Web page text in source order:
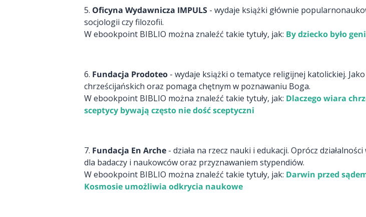
5. Oficyna Wydawnicza IMPULS - wydaje książki głównie
socjologii czy filozofii.
W ebookpoint BIBLIO można znaleźć takie tytuły, jak: By dziecko było
6. Fundacja Prodoteo - wydaje książki o tematyce religijnej katolickiej.
chrześcijańskich oraz pomaga chętnym w poznawaniu Boga.
W ebookpoint BIBLIO można znaleźć takie tytuły, jak: Dlaczego wiara
sceptycy bywają często nie dość sceptyczni
7. Fundacja En Arche - działa na rzecz nauki i edukacji. Oprócz
dla badaczy i naukowców oraz przyznawaniem stypendiów.
W ebookpoint BIBLIO można znaleźć takie tytuły, jak: Darwin przed
Kosmosie umożliwia odkrycia naukowe